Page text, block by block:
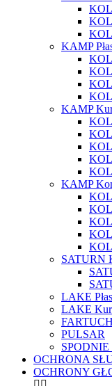
KAMP
KAMP
KAMP
SATURN
LAKE
LAKE
PULSAR
SPODNIE
OCHRONA
OCHRONY